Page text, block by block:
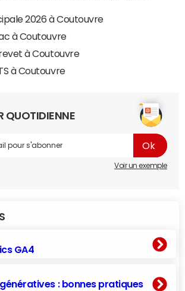
2026 à Coutouvre
à Coutouvre
à Coutouvre
à Coutouvre
QUOTIDIENNE
Voir un exemple
GA4
génératives : bonnes pratiques